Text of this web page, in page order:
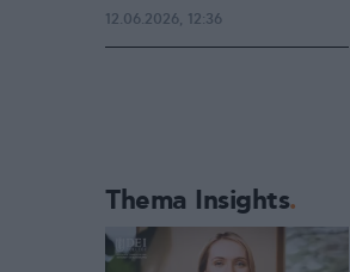
12.06.2026, 12:36
Thema Insights